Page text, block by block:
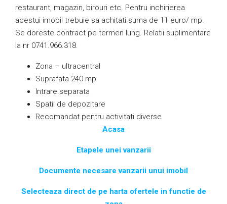
restaurant, magazin, birouri etc. Pentru inchirierea
acestui imobil trebuie sa achitati suma de 11 euro/ mp.
Se doreste contract pe termen lung. Relatii suplimentare
la nr 0741.966.318.
Zona – ultracentral
Suprafata 240 mp
Intrare separata
Spatii de depozitare
Recomandat pentru activitati diverse
Acasa
Etapele unei vanzarii
Documente necesare vanzarii unui imobil
Selecteaza direct de pe harta ofertele in functie de